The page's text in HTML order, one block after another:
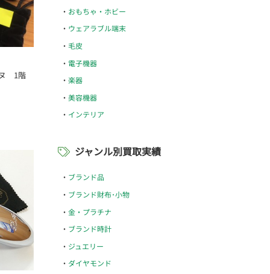
1階
おもちゃ・ホビー
ウェアラブル端末
毛皮
電子機器
楽器
美容機器
インテリア
ジャンル別買取実績
ブランド品
ブランド財布･小物
金・プラチナ
ブランド時計
ジュエリー
ダイヤモンド